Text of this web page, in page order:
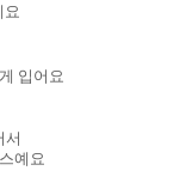
요
입어요
서
예요